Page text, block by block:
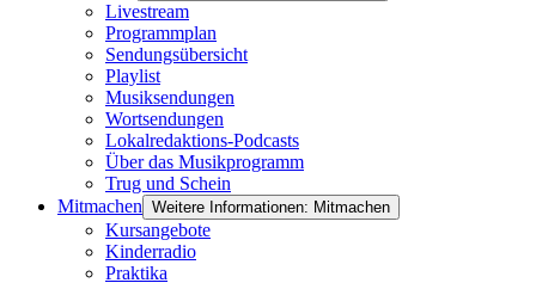
Livestream
Programmplan
Sendungsübersicht
Playlist
Musiksendungen
Wortsendungen
Lokalredaktions-Podcasts
Über das Musikprogramm
Trug und Schein
Mitmachen Weitere Informationen: Mitmachen
Kursangebote
Kinderradio
Praktika